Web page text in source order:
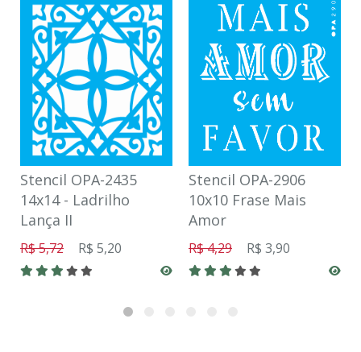
Stencil OPA-2435
14x14 - Ladrilho
Lança II
R$ 5,72 R$ 5,20
Stencil OPA-2906
10x10 Frase Mais
Amor
R$ 4,29 R$ 3,90